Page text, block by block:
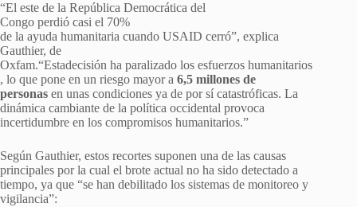
“El este de la República Democrática del
Congo perdió casi el 70%
de la ayuda humanitaria cuando USAID cerró”, explica
Gauthier, de
Oxfam.“Estadecisión ha paralizado los esfuerzos humanitarios
, lo que pone en un riesgo mayor a 6,5 millones de
personas en unas condiciones ya de por sí catastróficas. La
dinámica cambiante de la política occidental provoca
incertidumbre en los compromisos humanitarios.”
Según Gauthier, estos recortes suponen una de las causas
principales por la cual el brote actual no ha sido detectado a
tiempo, ya que “se han debilitado los sistemas de monitoreo y
vigilancia”: